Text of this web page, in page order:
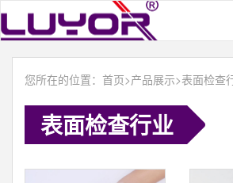
您所在的位置： 首页>产品展示>表面检查
表面检查行业